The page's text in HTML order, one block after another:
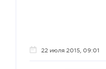
22 июля 2015, 09:01